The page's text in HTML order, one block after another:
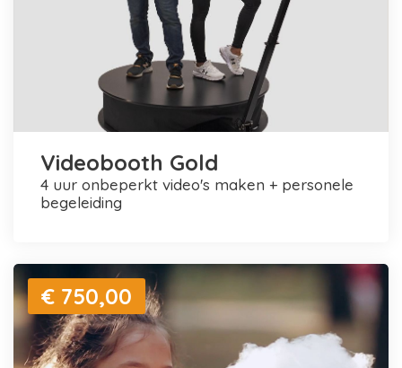
Videobooth Gold
4 uur onbeperkt video's maken + personele
begeleiding
€ 750,00